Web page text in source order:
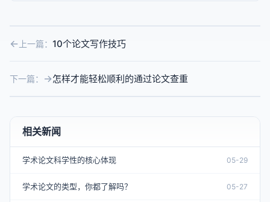
上一篇： 10个论文写作技巧
下一篇： 怎样才能轻松顺利的通过论文查重
相关新闻
学术论文科学性的核心体现 05-29
学术论文的类型，你都了解吗？ 05-27